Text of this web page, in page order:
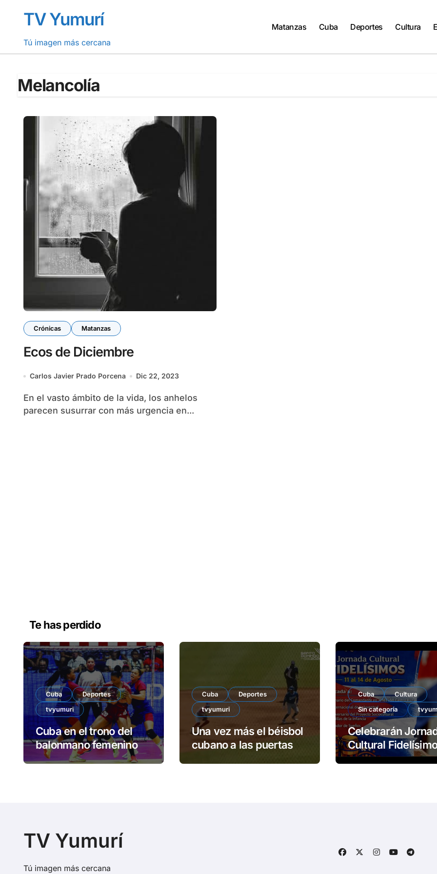
contenidoTV Yumurí
Tú imagen más cercana
Matanzas Cuba Deportes Cultura
Melancolía
Crónicas Matanzas
Ecos de Diciembre
Carlos Javier Prado Porcena Dic 22, 2023
En el vasto ámbito de la vida, los anhelos
parecen susurrar con más urgencia en...
Te has perdido
Cuba
Deportes
tvyumuri
Cuba en el trono del
balonmano femenino
Cuba
Deportes
tvyumuri
Una vez más el béisbol
cubano a las puertas
Cuba
Cultura
Sin categoría
Celebrarán
Cultural Fidelísimos
Matanzas
TV Yumurí
Tú imagen más cercana